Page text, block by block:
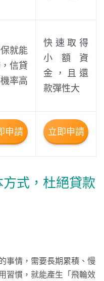
就能
信貸
率高
快速取得
小額資
金，且還
款彈性大
申請 立即申請
式，杜絕貸款
事情，需要長期累積、慢
習慣，就能產生「飛輪效